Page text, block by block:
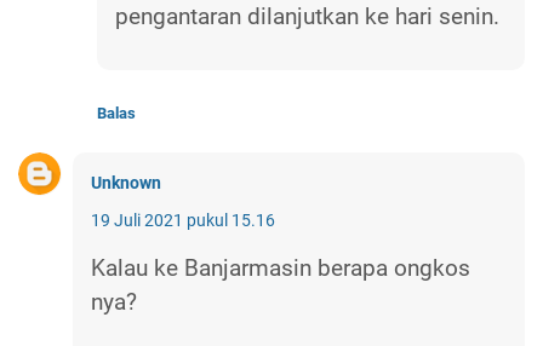
pengantaran dilanjutkan ke hari senin.
Balas
Unknown
19 Juli 2021 pukul 15.16
Kalau ke Banjarmasin berapa ongkos
nya?